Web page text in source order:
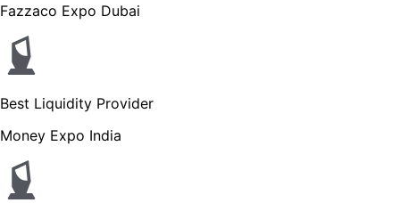
Fazzaco Expo Dubai
Best Liquidity Provider
Money Expo India